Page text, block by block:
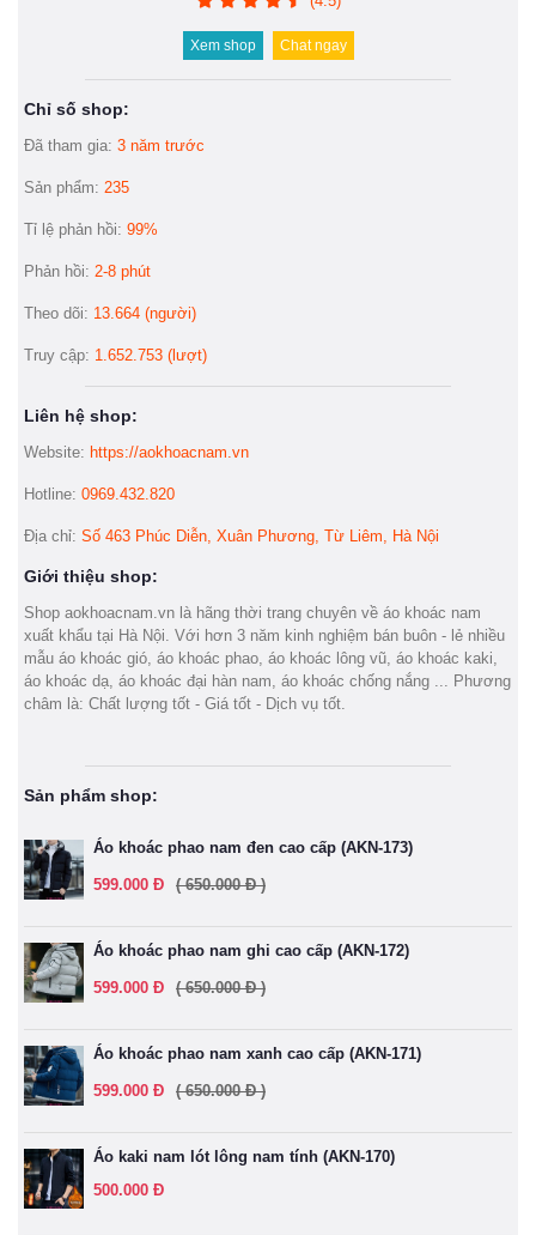
Xem shop Chat ngay
Chỉ số shop:
Đã tham gia: 3 năm trước
Sản phẩm: 235
Tỉ lệ phản hồi: 99%
Phản hồi: 2-8 phút
Theo dõi: 13.664 (người)
Truy cập: 1.652.753 (lượt)
Liên hệ shop:
Website: https://aokhoacnam.vn
Hotline: 0969.432.820
Địa chỉ: Số 463 Phúc Diễn, Xuân Phương, Từ Liêm, Hà Nội
Giới thiệu shop:
Shop aokhoacnam.vn là hãng thời trang chuyên về áo khoác nam
xuất khẩu tại Hà Nội. Với hơn 3 năm kinh nghiệm bán buôn - lẻ nhiều
mẫu áo khoác gió, áo khoác phao, áo khoác lông vũ, áo khoác kaki,
áo khoác dạ, áo khoác đại hàn nam, áo khoác chống nắng ... Phương
châm là: Chất lượng tốt - Giá tốt - Dịch vụ tốt.
Sản phẩm shop:
Áo khoác phao nam đen cao cấp (AKN-173)
599.000 Đ ( 650.000 Đ )
Áo khoác phao nam ghi cao cấp (AKN-172)
599.000 Đ ( 650.000 Đ )
Áo khoác phao nam xanh cao cấp (AKN-171)
599.000 Đ ( 650.000 Đ )
Áo kaki nam lót lông nam tính (AKN-170)
500.000 Đ